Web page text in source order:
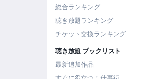
総合ランキング
聴き放題ランキング
チケット交換ランキング
聴き放題 ブックリスト
最新追加作品
すぐに役立つ！仕事術